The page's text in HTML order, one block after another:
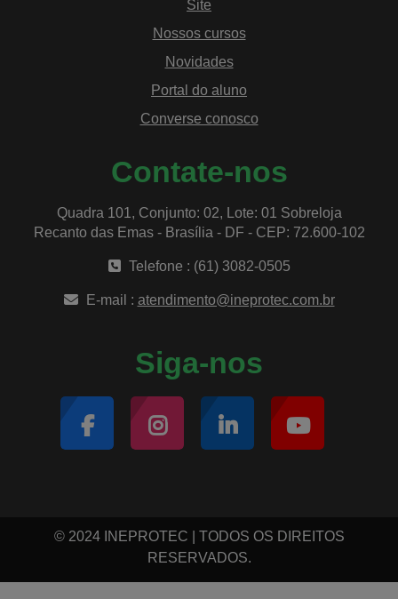
Site
Nossos cursos
Novidades
Portal do aluno
Converse conosco
Contate-nos
Quadra 101, Conjunto: 02, Lote: 01 Sobreloja
Recanto das Emas - Brasília - DF - CEP: 72.600-102
Telefone : (61) 3082-0505
E-mail : atendimento@ineprotec.com.br
Siga-nos
© 2024 INEPROTEC | TODOS OS DIREITOS
RESERVADOS.